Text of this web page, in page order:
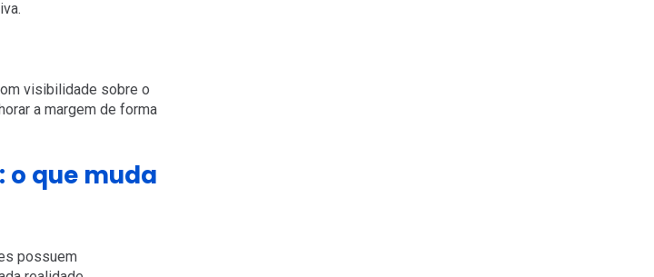
visibilidade sobre o
a margem de forma
o que muda
possuem